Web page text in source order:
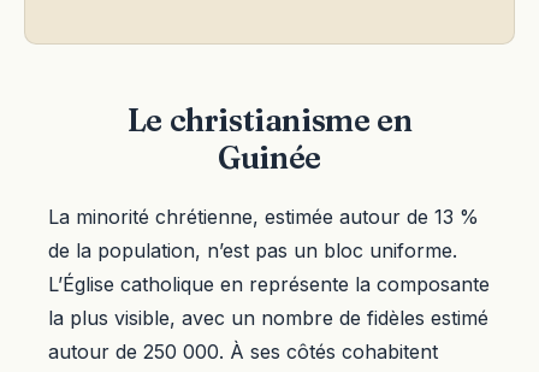
Le christianisme en
Guinée
La minorité chrétienne, estimée autour de 13 %
de la population, n’est pas un bloc uniforme.
L’Église catholique en représente la composante
la plus visible, avec un nombre de fidèles estimé
autour de 250 000. À ses côtés cohabitent